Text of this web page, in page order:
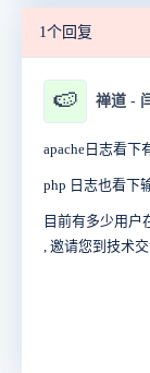
1个回复
🍉 禅道 -
apache日志看下
php 日志也看下
目前有多少用户
, 邀请您到技术